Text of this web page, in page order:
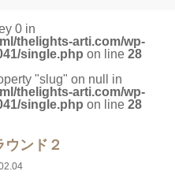
0 in
thelights-arti.com/wp-
single.php on line28
"slug" on null in
thelights-arti.com/wp-
single.php on line28
ウンド２